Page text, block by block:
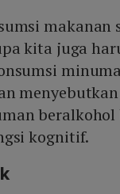
makanan
kita juga
beralkohol
kognitif.